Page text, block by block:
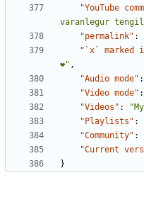
"YouTube
varanlegur
"permalink" :
"`x` marked
❤" ,
"Audio mode" :
"Video mode" :
"Videos" :
"Playlists" :
"Community" :
"Current
}